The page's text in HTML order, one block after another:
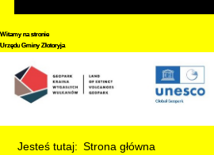
Witamy na stronie
Urzędu Gminy Złotoryja
Witamy na stronie
Urzędu Gminy Złotoryja
Witamy na stronie
Urzędu Gminy Złotoryja
Jesteś tutaj: Strona główna